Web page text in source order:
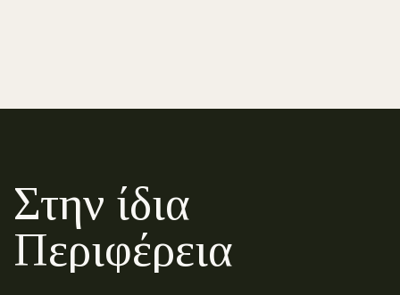
Στην ίδια
Περιφέρεια